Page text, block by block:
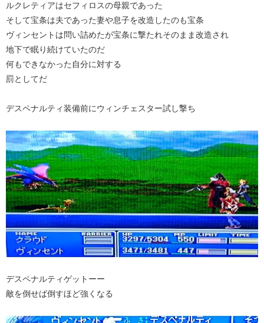
ルクレティアはセフィロスの母親であった
そして宝条は夫であった妻や息子を改造したのも宝条
ヴィンセントは問い詰めたが宝条に撃たれそのまま改造され
地下で眠り続けていたのだ
何もできなかった自分に対する
罰としてだ
デスペナルティ装備前にウィンチェスター試し撃ち
デスペナルティゲットーー
敵を倒せば倒すほど強くなる